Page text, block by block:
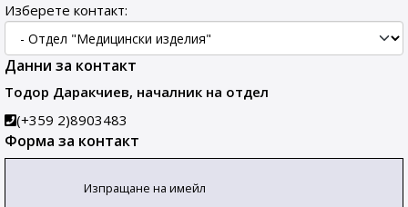
Изберете контакт:
Данни за контакт
Тодор Даракчиев, началник на отдел
(+359 2)8903483
Форма за контакт
Изпращане на имейл